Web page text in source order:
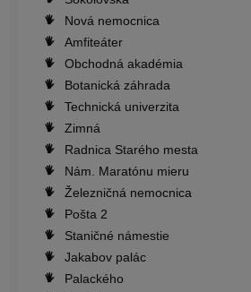
Nová nemocnica
Amfiteáter
Obchodná akadémia
Botanická záhrada
Technická univerzita
Zimná
Radnica Starého mesta
Nám. Maratónu mieru
Železničná nemocnica
Pošta 2
Staničné námestie
Jakabov palác
Palackého